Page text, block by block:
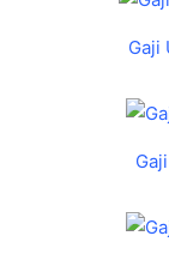
Gaji